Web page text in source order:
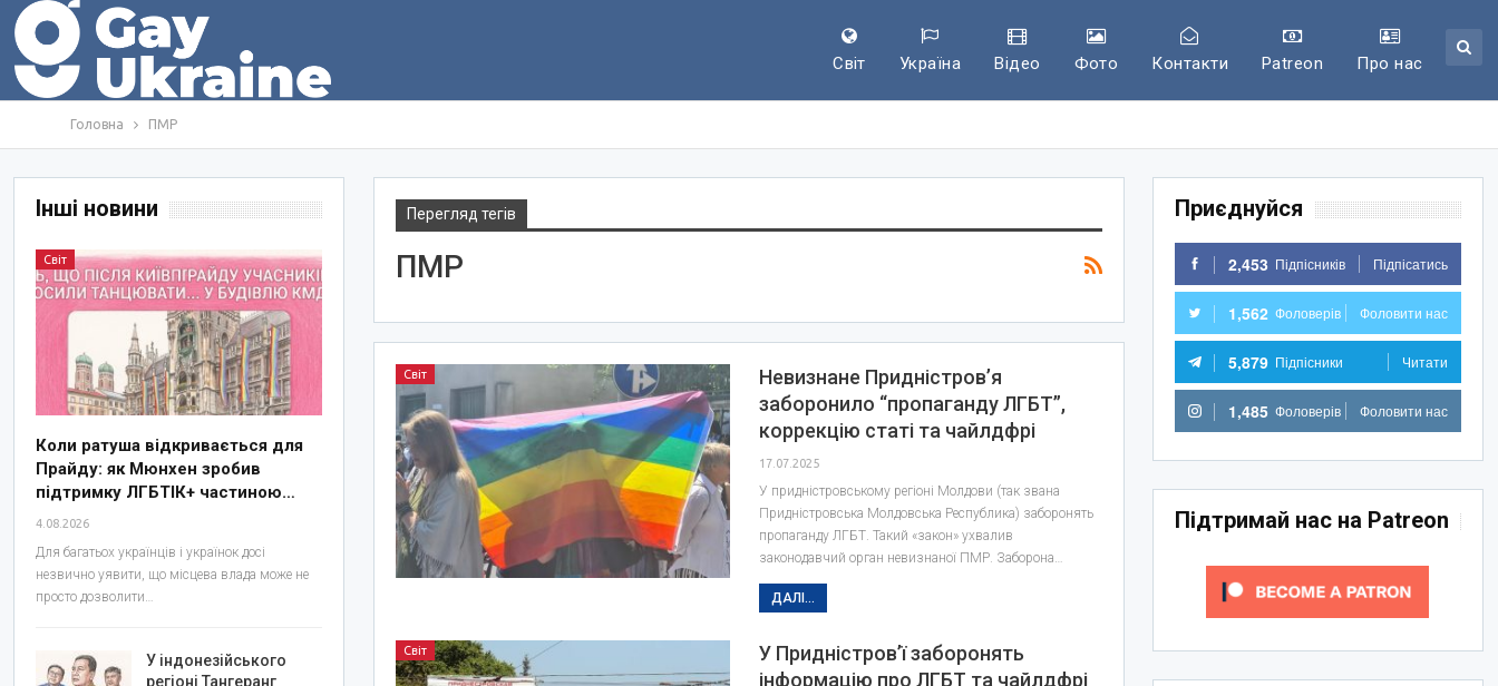
Світ Україна Відео Фото Контакти Patreon Про нас
Головна ПМР
Перегляд тегів
ПМР
Світ
Невизнане Придністровʼя
заборонило “пропаганду ЛГБТ”,
коррекцію статі та чайлдфрі
17.07.2025
У придністровському регіоні Молдови (так звана
Придністровська Молдовська Республика) заборонять
пропаганду ЛГБТ. Такий «закон» ухвалив
законодавчий орган невизнаної ПМР. Заборона…
ДАЛІ...
Світ
У Придністров’ї заборонять
інформацію про ЛГБТ та чайлдфрі
Приєднуйся
2,453 Підпісників Підпісатись
1,562 Фоловерів Фоловити нас
5,879 Підпісники Читати
1,485 Фоловерів Фоловити нас
Підтримай нас на Patreon
Інші новини
Світ
Коли ратуша відкривається для
Прайду: як Мюнхен зробив
підтримку ЛГБТІК+ частиною…
4.08.2026
Для багатьох українців і українок досі
незвично уявити, що місцева влада може не
просто дозволити…
У індонезійського
регіоні Тангеранг